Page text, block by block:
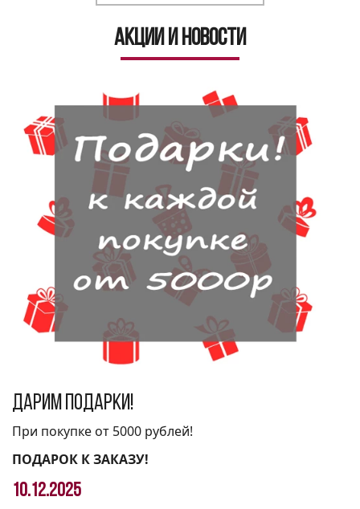
Акции и новости
Дарим подарки!
При покупке от 5000 рублей!
ПОДАРОК К ЗАКАЗУ!
10.12.2025